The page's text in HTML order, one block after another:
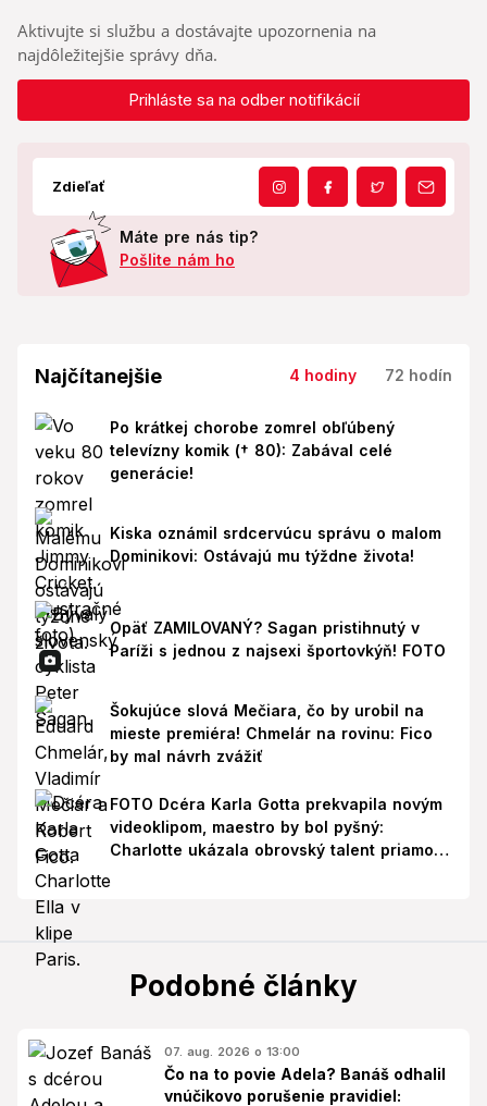
Aktivujte si službu a dostávajte upozornenia na
najdôležitejšie správy dňa.
Prihláste sa na odber notifikácií
Zdieľať
Máte pre nás tip?
Pošlite nám ho
Najčítanejšie 4 hodiny 72 hodín
Po krátkej chorobe zomrel obľúbený
televízny komik († 80): Zabával celé
generácie!
Kiska oznámil srdcervúcu správu o malom
Dominikovi: Ostávajú mu týždne života!
Opäť ZAMILOVANÝ? Sagan pristihnutý v
Paríži s jednou z najsexi športovkýň! FOTO
Šokujúce slová Mečiara, čo by urobil na
mieste premiéra! Chmelár na rovinu: Fico
by mal návrh zvážiť
FOTO Dcéra Karla Gotta prekvapila novým
videoklipom, maestro by bol pyšný:
Charlotte ukázala obrovský talent priamo v
Podobné články
07. aug. 2026 o 13:00
Čo na to povie Adela? Banáš odhalil
vnúčikovo porušenie pravidiel: